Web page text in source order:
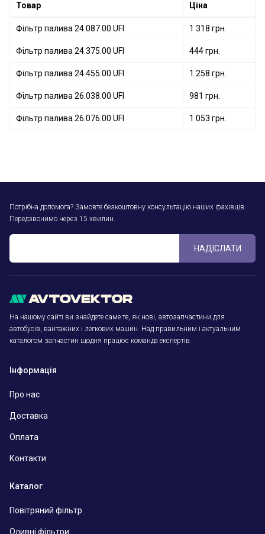
Товар Ціна
Фільтр палива 24.087.00 UFI 1 318 грн.
Фільтр палива 24.375.00 UFI 444 грн.
Фільтр палива 24.455.00 UFI 1 258 грн.
Фільтр палива 26.038.00 UFI 981 грн.
Фільтр палива 26.076.00 UFI 1 053 грн.
Потрібна допомога? Замовте безкоштовну консультацію наших фахівців.
Передзвонимо через 15 хвилин.
НАДІСЛАТИ
На нашому сайті ви знайдете саме те, як нові, автозапчастини для
автобусів, вантажних і легкових машин. Над правильним і актуальним
каталогом запчастин щодня працює команда експертів.
Інформація
Про нас
Доставка
Оплата
Контакти
Каталог
Повітряний фільтр
Оливні фільтри